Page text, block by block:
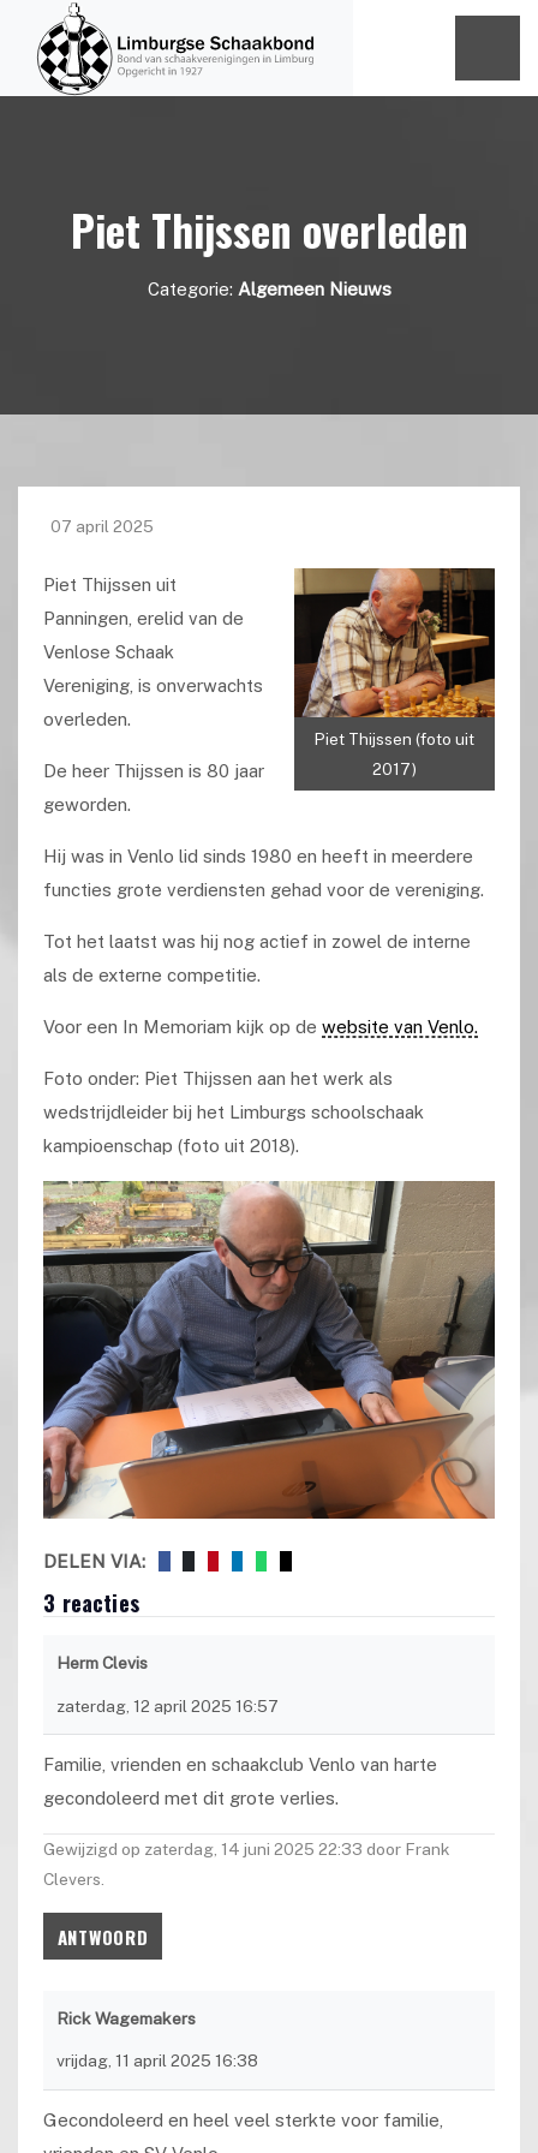
Piet Thijssen overleden
Categorie: Algemeen Nieuws
07 april 2025
Piet Thijssen (foto uit
2017)
Piet Thijssen uit
Panningen, erelid van de
Venlose Schaak
Vereniging, is onverwachts
overleden.
De heer Thijssen is 80 jaar
geworden.
Hij was in Venlo lid sinds 1980 en heeft in meerdere
functies grote verdiensten gehad voor de vereniging.
Tot het laatst was hij nog actief in zowel de interne
als de externe competitie.
Voor een In Memoriam kijk op dewebsite van Venlo.
Foto onder: Piet Thijssen aan het werk als
wedstrijdleider bij het Limburgs schoolschaak
kampioenschap (foto uit 2018).
DELEN VIA:
3 reacties
Herm Clevis
zaterdag, 12 april 2025 16:57
Familie, vrienden en schaakclub Venlo van harte
gecondoleerd met dit grote verlies.
Gewijzigd op zaterdag, 14 juni 2025 22:33 door Frank
Clevers.
ANTWOORD
Rick Wagemakers
vrijdag, 11 april 2025 16:38
Gecondoleerd en heel veel sterkte voor familie,